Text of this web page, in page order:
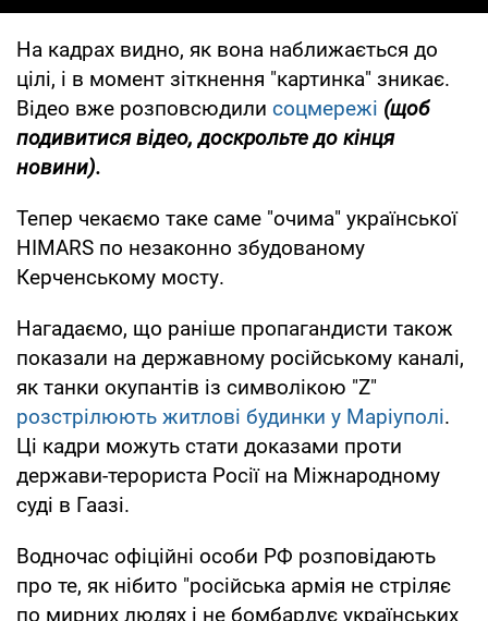
На кадрах видно, як вона наближається до
цілі, і в момент зіткнення "картинка" зникає.
Відео вже розповсюдили соцмережі (щоб
подивитися відео, доскрольте до кінця
новини).
Тепер чекаємо таке саме "очима" української
HIMARS по незаконно збудованому
Керченському мосту.
Нагадаємо, що раніше пропагандисти також
показали на державному російському каналі,
як танки окупантів із символікою "Z"
розстрілюють житлові будинки у Маріуполі.
Ці кадри можуть стати доказами проти
держави-терориста Росії на Міжнародному
суді в Гаазі.
Водночас офіційні особи РФ розповідають
про те, як нібито "російська армія не стріляє
по мирних людях і не бомбардує українських